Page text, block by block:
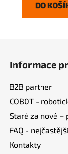
DO
Informace
B2B partner
COBOT -
Staré za nové –
FAQ -
Kontakty